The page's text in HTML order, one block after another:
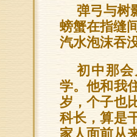
弹弓与树
螃蟹在指缝
汽水泡沫吞
初中那
学。他和我
岁，个子也
科长，算是
家人面前从